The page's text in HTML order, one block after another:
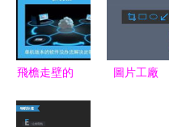
望
實踐
飛檐走壁的
從中國泛家
圖片工廠